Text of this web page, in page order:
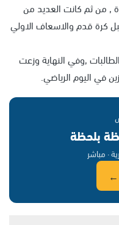
, من ثم كانت العديد من
كرة قدم والاسعاف الاولي
,وفي النهاية وزعت
في اليوم الرياضي.
بلحظة
· مباشر
←